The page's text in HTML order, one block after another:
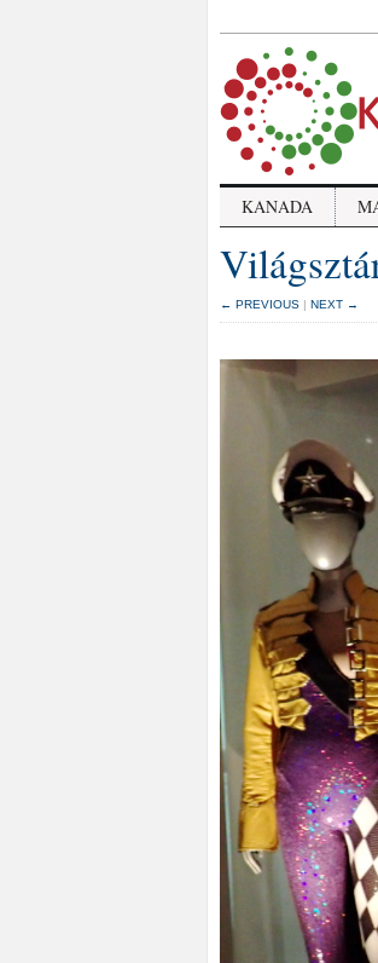
KANADA
← PREVIOUS | NEXT →